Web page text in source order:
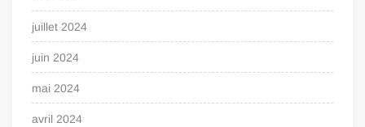
juillet 2024
juin 2024
mai 2024
avril 2024